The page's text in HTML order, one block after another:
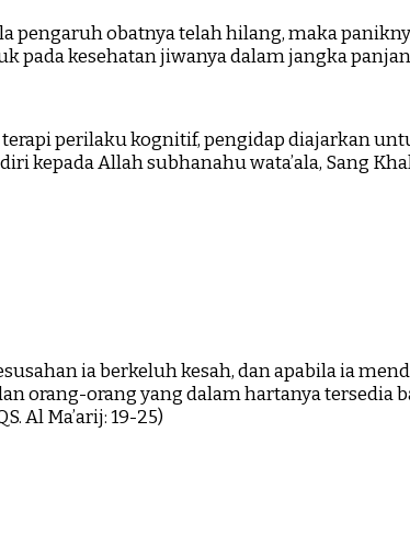
pengaruh obatnya telah hilang, maka
pada kesehatan jiwanya dalam jangka
perilaku kognitif, pengidap diajarkan
kepada Allah subhanahu wata’ala, Sang
ia berkeluh kesah, dan apabila ia
orang-orang yang dalam hartanya tersedia
Al Ma’arij: 19-25)